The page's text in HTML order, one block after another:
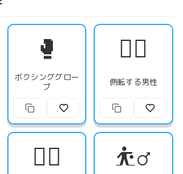
🥊
ボクシンググロー
ブ
🤸‍♂️
側転する男性
🤼‍♂️ ⛹️‍♂️